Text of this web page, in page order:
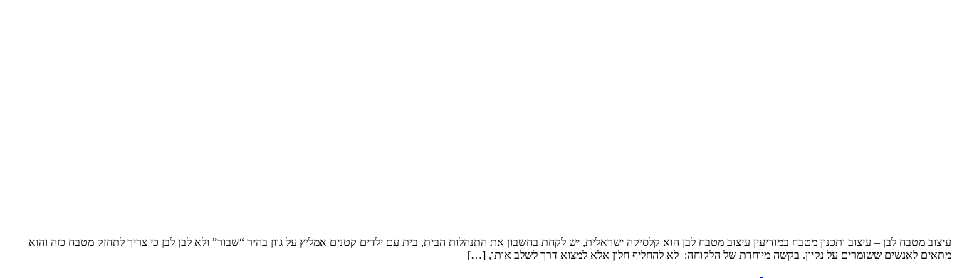
עיצוב מטבח לבן – עיצוב ותכנון מטבח במודיעין עיצוב מטבח לבן הוא קלסיקה ישראלית, יש לקחת בחשבון את התנהלות הבית, בית עם ילדים קטנים אמליץ על גוון בהיר “שבור” ולא לבן לבן כי צריך לתחזק מטבח כזה והוא
מתאים לאנשים ששומרים על נקיון. בקשה מיוחדת של הלקוחה: לא להחליף חלון אלא למצוא דרך לשלב אותו, […]